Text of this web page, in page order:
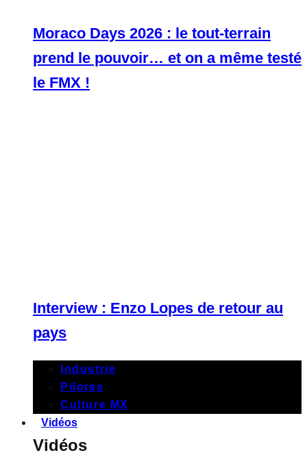
Moraco Days 2026 : le tout-terrain
prend le pouvoir… et on a même testé
le FMX !
Interview : Enzo Lopes de retour au
pays
Industrie
Pilotes
Culture MX
Vidéos
Vidéos